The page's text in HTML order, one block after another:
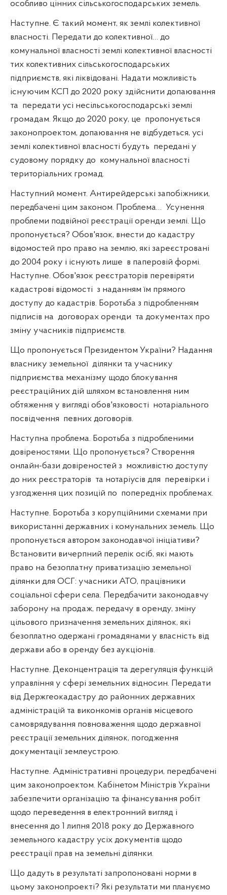
особливо цінних сільськогосподарських земель.
Наступне. Є такий момент, як землі колективної
власності. Передати до колективної… до
комунальної власності землі колективної власності
тих колективних сільськогосподарських
підприємств, які ліквідовані. Надати можливість
існуючим КСП до 2020 року здійснити допаювання
та передати усі несільськогосподарські землі
громадам. Якщо до 2020 року, це пропонується
законопроектом, допаювання не відбудеться, усі
землі колективної власності будуть передані у
судовому порядку до комунальної власності
територіальних громад.
Наступний момент. Антирейдерські запобіжники,
передбачені цим законом. Проблема… Усунення
проблеми подвійної реєстрації оренди землі. Що
пропонується? Обов'язок, внести до кадастру
відомостей про право на землю, які зареєстровані
до 2004 року і існують лише в паперовій формі.
Наступне. Обов'язок реєстраторів перевіряти
кадастрові відомості з наданням їм прямого
доступу до кадастрів. Боротьба з підробленням
підписів на договорах оренди та документах про
зміну учасників підприємств.
Що пропонується Президентом України? Надання
власнику земельної ділянки та учаснику
підприємства механізму щодо блокування
реєстраційних дій шляхом встановлення ним
обтяження у вигляді обов'язковості нотаріального
посвідчення певних договорів.
Наступна проблема. Боротьба з підробленими
довіреностями. Що пропонується? Створення
онлайн-бази довіреностей з можливістю доступу
до них реєстраторів та нотаріусів для перевірки і
узгодження цих позицій по попередніх проблемах.
Наступне. Боротьба з корупційними схемами при
використанні державних і комунальних земель. Що
пропонується автором законодавчої ініціативи?
Встановити вичерпний перелік осіб, які мають
право на безоплатну приватизацію земельної
ділянки для ОСГ: учасники АТО, працівники
соціальної сфери села. Передбачити законодавчу
заборону на продаж, передачу в оренду, зміну
цільового призначення земельних ділянок, які
безоплатно одержані громадянами у власність від
держави або в оренду без аукціонів.
Наступне. Деконцентрація та дерегуляція функцій
управління у сфері земельних відносин. Передати
від Держгеокадастру до районних державних
адміністрацій та виконкомів органів місцевого
самоврядування повноваження щодо державної
реєстрації земельних ділянок, погодження
документації землеустрою.
Наступне. Адміністративні процедури, передбачені
цим законопроектом. Кабінетом Міністрів України
забезпечити організацію та фінансування робіт
щодо переведення в електронний вигляд і
внесення до 1 липня 2018 року до Державного
земельного кадастру усіх документів щодо
реєстрації прав на земельні ділянки.
Що дадуть в результаті запропоновані норми в
цьому законопроекті? Які результати ми плануємо